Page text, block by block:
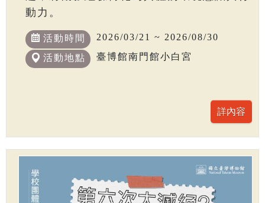
動力。
活動時間 2026/03/21 ~ 2026/08/30
活動地點 臺博館南門館小白宮